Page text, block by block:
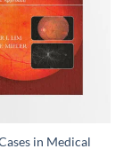
in Medical